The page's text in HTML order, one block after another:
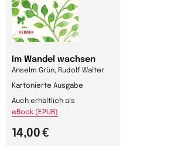
Im Wandel wachsen
Anselm Grün, Rudolf Walter
Kartonierte Ausgabe
14,00 €
Auch erhältlich als
eBook (EPUB)